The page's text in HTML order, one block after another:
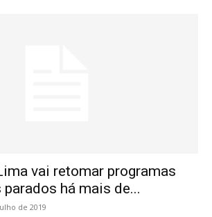
vai retomar programas
há mais de...
de 2019